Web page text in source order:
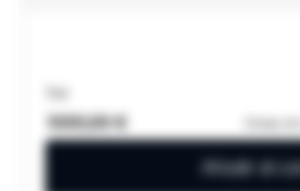
1oz
1000,99 €
Añadir al